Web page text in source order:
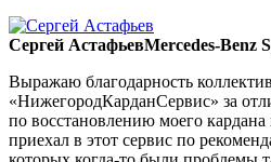
Сергей АстафьевMercedes-Benz
Выражаю благодарность
«НижегородКарданСервис» за
по восстановлению моего
приехал в этот сервис по